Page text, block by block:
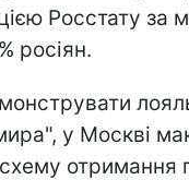
Росстату за
росіян.
у Москві
отримання